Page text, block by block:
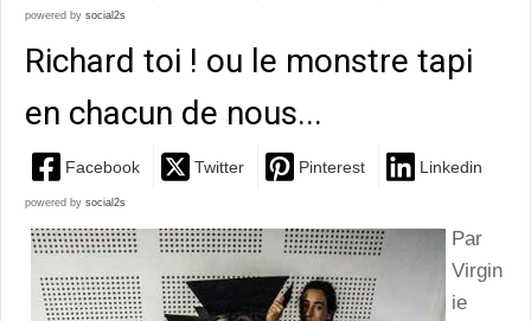
powered by social2s
Richard toi ! ou le monstre tapi
en chacun de nous...
Facebook Twitter Pinterest Linkedin
powered by social2s
Par
Virgin
ie